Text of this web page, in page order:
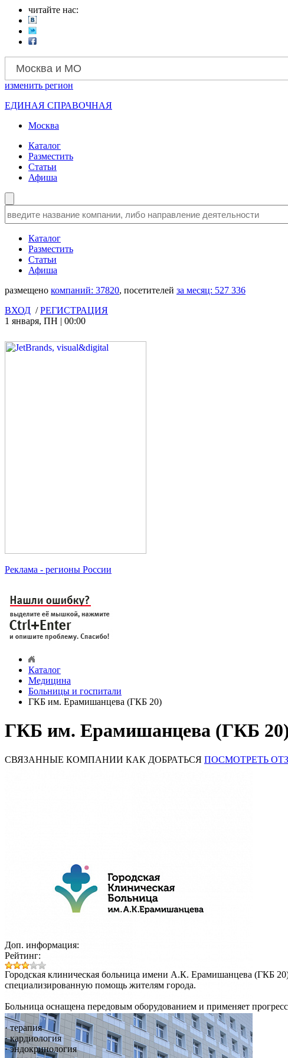
читайте нас:
Москва и МО
изменить регион
ЕДИНАЯ СПРАВОЧНАЯ
Москва
Каталог
Разместить
Статьи
Афиша
Каталог
Разместить
Статьи
Афиша
размещено компаний: 37820, посетителей за месяц: 527 336
ВХОД /РЕГИСТРАЦИЯ
1 января, ПН | 00:00
Реклама - регионы России
Каталог
Медицина
Больницы и госпитали
ГКБ им. Ерамишанцева (ГКБ 20)
ГКБ им. Ерамишанцева (ГКБ
СВЯЗАННЫЕ КОМПАНИИ КАК ДОБРАТЬСЯ ПОСМОТРЕТЬ
Доп. информация:
Рейтинг:
Городская клиническая больница имени А.К. Ерамишанцева (ГКБ
специализированную помощь жителям города.
Больница оснащена передовым оборудованием и применяет
· терапия
· кардиология
· эндокринология